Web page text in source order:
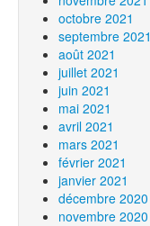
octobre 2021
septembre 2021
août 2021
juillet 2021
juin 2021
mai 2021
avril 2021
mars 2021
février 2021
janvier 2021
décembre 2020
novembre 2020